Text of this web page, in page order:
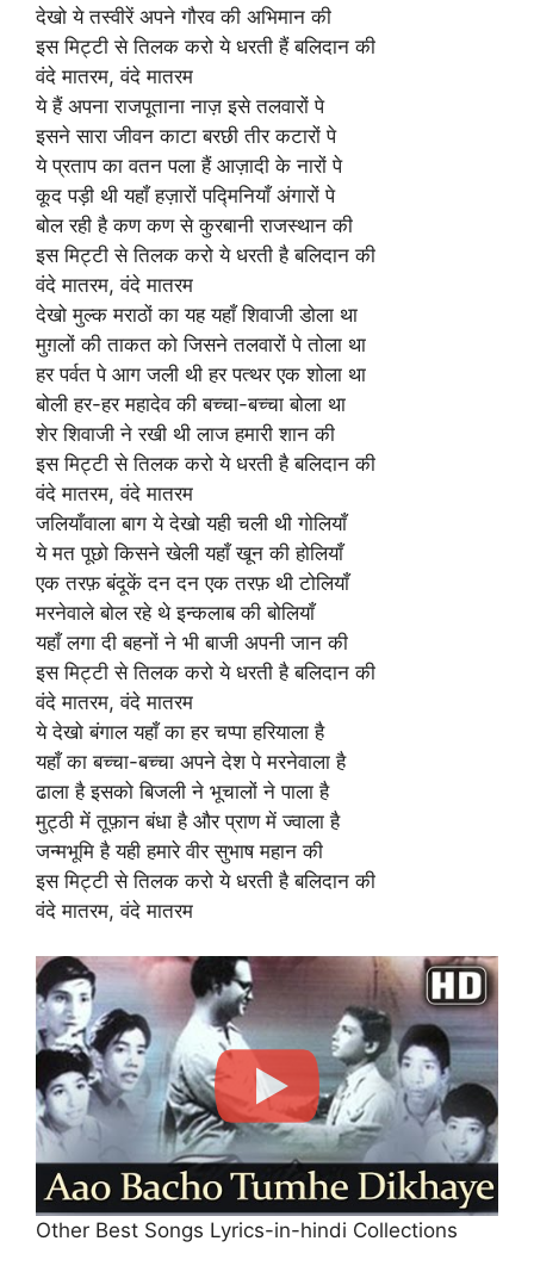
देखो ये तस्वीरें अपने गौरव की अभिमान की
इस मिट्टी से तिलक करो ये धरती हैं बलिदान की
वंदे मातरम, वंदे मातरम
ये हैं अपना राजपूताना नाज़ इसे तलवारों पे
इसने सारा जीवन काटा बरछी तीर कटारों पे
ये प्रताप का वतन पला हैं आज़ादी के नारों पे
कूद पड़ी थी यहाँ हज़ारों पद्मिनियाँ अंगारों पे
बोल रही है कण कण से कुरबानी राजस्थान की
इस मिट्टी से तिलक करो ये धरती है बलिदान की
वंदे मातरम, वंदे मातरम
देखो मुल्क मराठों का यह यहाँ शिवाजी डोला था
मुग़लों की ताकत को जिसने तलवारों पे तोला था
हर पर्वत पे आग जली थी हर पत्थर एक शोला था
बोली हर-हर महादेव की बच्चा-बच्चा बोला था
शेर शिवाजी ने रखी थी लाज हमारी शान की
इस मिट्टी से तिलक करो ये धरती है बलिदान की
वंदे मातरम, वंदे मातरम
जलियाँवाला बाग ये देखो यही चली थी गोलियाँ
ये मत पूछो किसने खेली यहाँ खून की होलियाँ
एक तरफ़ बंदूकें दन दन एक तरफ़ थी टोलियाँ
मरनेवाले बोल रहे थे इन्कलाब की बोलियाँ
यहाँ लगा दी बहनों ने भी बाजी अपनी जान की
इस मिट्टी से तिलक करो ये धरती है बलिदान की
वंदे मातरम, वंदे मातरम
ये देखो बंगाल यहाँ का हर चप्पा हरियाला है
यहाँ का बच्चा-बच्चा अपने देश पे मरनेवाला है
ढाला है इसको बिजली ने भूचालों ने पाला है
मुट्ठी में तूफ़ान बंधा है और प्राण में ज्वाला है
जन्मभूमि है यही हमारे वीर सुभाष महान की
इस मिट्टी से तिलक करो ये धरती है बलिदान की
वंदे मातरम, वंदे मातरम
Other Best Songs Lyrics-in-hindi Collections